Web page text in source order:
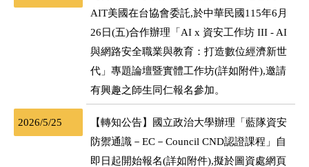
AIT美國在台協會委託,於中華民國115年6月
26日(五)合作辦理「AI x 資安工作坊 III - AI
與網路安全職業與教育：打造數位經濟新世
代」專題論壇暨實體工作坊(詳如附件),邀請
有興趣之師生同仁報名參加。
2026/5/25
【轉知公告】國立政治大學辦理「藍隊資安
防禦通識－EC－Council CND認證課程」自
即日起開始報名(詳如附件),擬於圖資處網頁